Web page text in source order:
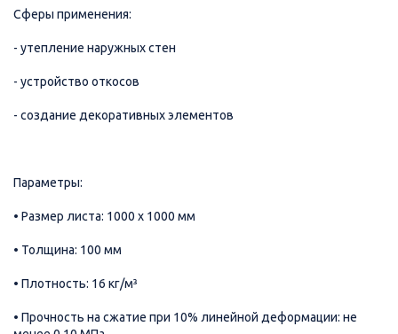
Сферы применения:
- утепление наружных стен
- устройство откосов
- создание декоративных элементов
Параметры:
• Размер листа: 1000 х 1000 мм
• Толщина: 100 мм
• Плотность: 16 кг/м³
• Прочность на сжатие при 10% линейной деформации: не